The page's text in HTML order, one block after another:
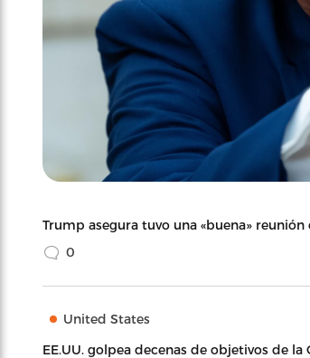
Trump asegura tuvo una «buena» reunión
0
United States
EE.UU. golpea decenas de objetivos de la